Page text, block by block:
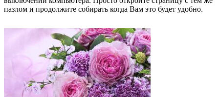
пазлом и продолжите собирать когда Вам это будет удобно.